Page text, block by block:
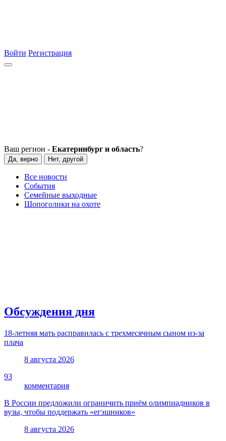
Войти Регистрация
Ваш регион - Екатеринбург и область?
Да, верно Нет, другой
Все новости
События
Семейные выходные
Шопоголики на охоте
Обсуждения дня
18-летняя мать расправилась с трехмесячным сыном из-за
плача
8 августа 2026
93
комментария
В России предложили ограничить приём олимпиадников в
вузы, чтобы поддержать «егэшников»
8 августа 2026